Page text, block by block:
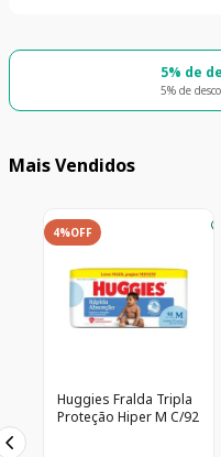
5% de
5% de
Mais Vendidos
4%OFF
Huggies Fralda Tripla
Proteção Hiper M C/92